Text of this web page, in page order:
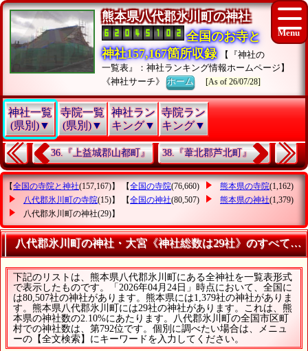
熊本県八代郡氷川町の神社
全国のお寺と
神社157,167箇所収録
【『神社の
一覧表』：神社ランキング情報ホームページ】
《神社サーチ》ホーム [As of 26/07/28]
神社一覧
(県別)▼
寺院一覧
(県別)▼
神社ラン
キング▼
寺院ラン
キング▼
36.『上益城郡山都町』 38.『葦北郡芦北町』
【全国の寺院と神社(157,167)】 【全国の寺院(76,660) 熊本県の寺院(1,162)
八代郡氷川町の寺院(15)】 【全国の神社(80,507) 熊本県の神社(1,379)
八代郡氷川町の神社(29)】
八代郡氷川町の神社・大宮《神社総数は29社》のすべてが
下記のリストは、熊本県八代郡氷川町にある全神社を一覧表形式
で表示したものです。「2026年04月24日」時点において、全国に
は80,507社の神社があります。熊本県には1,379社の神社がありま
す。熊本県八代郡氷川町には29社の神社があります。これは、熊
本県の神社数の2.10%にあたります。八代郡氷川町の全国市区町
村での神社数は、第792位です。個別に調べたい場合は、メニュ
ーの【全文検索】にキーワードを入力してください。